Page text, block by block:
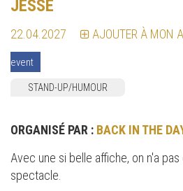
JESSÉ
22.04.2027 AJOUTER À MON
event
STAND-UP/HUMOUR
ORGANISÉ PAR : BACK IN THE
Avec une si belle affiche, on n'a
spectacle.